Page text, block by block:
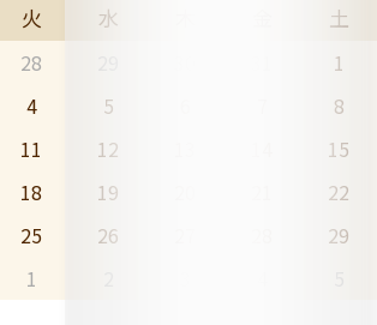
火 水 土
28
1
4 5
8
11 12
15
18 19
22
25 26
29
1